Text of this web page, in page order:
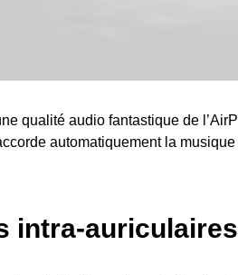
qualité audio fantastique de
automatiquement la
intra-auriculaires